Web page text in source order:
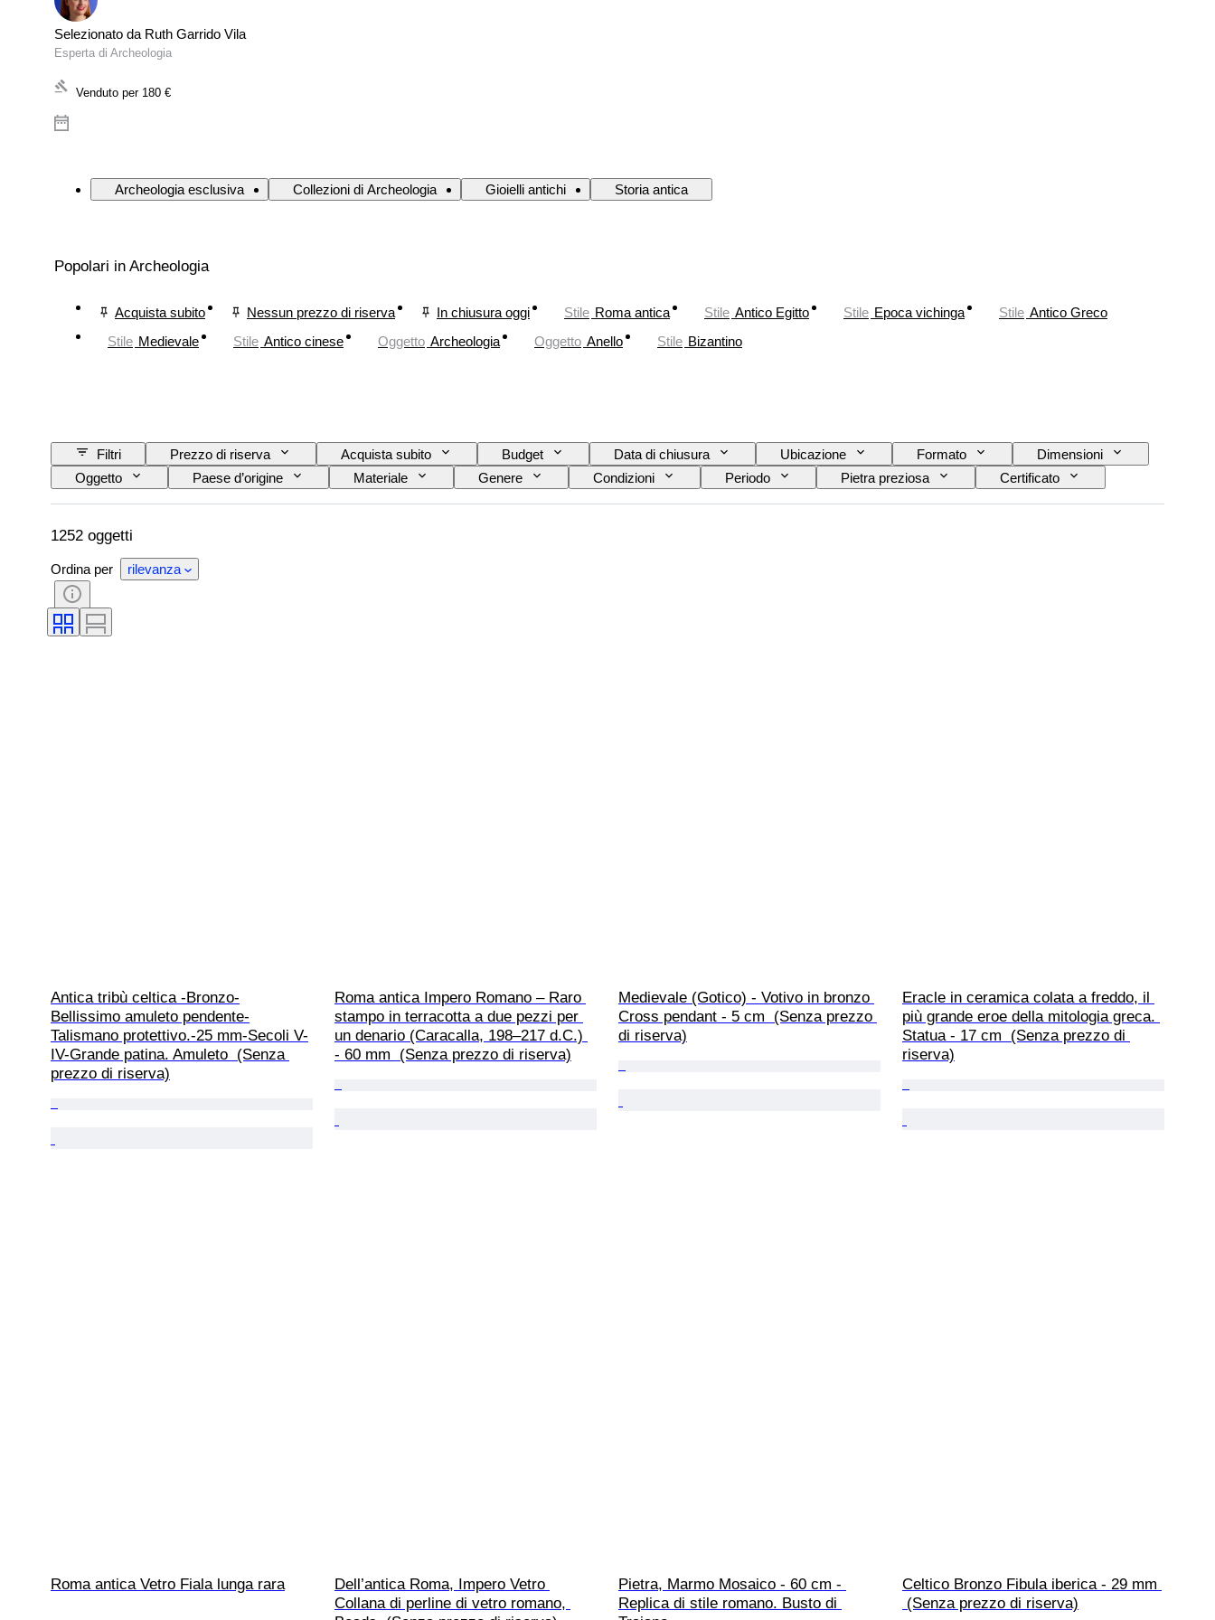
Selezionato da Ruth Garrido Vila
Esperta di Archeologia
Venduto per 180 €
Archeologia esclusiva Collezioni di Archeologia Gioielli antichi Storia antica
Popolari in Archeologia
Acquista subito Nessun prezzo di riserva In chiusura oggi Stile Roma antica Stile Antico Egitto Stile Epoca vichinga Stile Antico Greco
Stile Medievale Stile Antico cinese Oggetto Archeologia Oggetto Anello Stile Bizantino
Filtri Prezzo di riserva Acquista subito Budget Data di chiusura Ubicazione Formato
Dimensioni
Oggetto
Paese d’origine Materiale Genere Condizioni Periodo Pietra preziosa
Certificato
Titolo
Stile Firma Colore Valuta Taglio Tipi di archeologia Taglia sull’oggetto
Cultura
1252 oggetti
Ordina per rilevanza
Antica tribù celtica -Bronzo-
Bellissimo amuleto pendente-
Talismano protettivo.-25 mm-Secoli V-
IV-Grande patina. Amuleto  (Senza
prezzo di riserva)
Roma antica Impero Romano – Raro
stampo in terracotta a due pezzi per
un denario (Caracalla, 198–217 d.C.)
- 60 mm  (Senza prezzo di riserva)
Medievale (Gotico) - Votivo in bronzo
Cross pendant - 5 cm  (Senza prezzo
di riserva)
Eracle in ceramica colata a freddo, il
più grande eroe della mitologia greca.
Statua - 17 cm  (Senza prezzo di
riserva)
Roma antica Vetro Fiala lunga rara
Dell’antica Roma, Impero Vetro
Collana di perline di vetro romano,
Pietra, Marmo Mosaico - 60 cm -
Replica di stile romano. Busto di
Celtico Bronzo Fibula iberica - 29 mm
(Senza prezzo di riserva)